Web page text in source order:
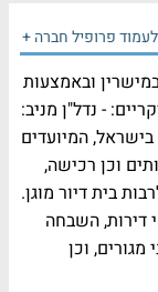
לעמוד פרופיל חברה +
ובאמצעות
- נדל"ן מניב:
בישראל, המיועדים
וכן רכישה,
בית דיור מוגן.
דירות, השבחה
וכן